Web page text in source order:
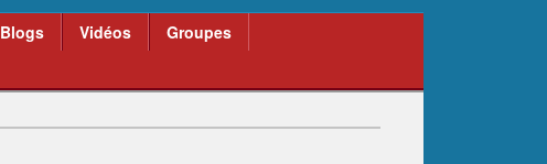
Blogs Vidéos
Groupes